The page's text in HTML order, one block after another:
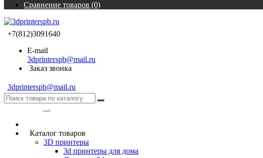
Сравнение товаров (0)
+7(812)3091640
E-mail
3dprinterspb@mail.ru
Заказ звонка
3dprinterspb@mail.ru
Каталог товаров
3D принтеры
3d принтеры для дома